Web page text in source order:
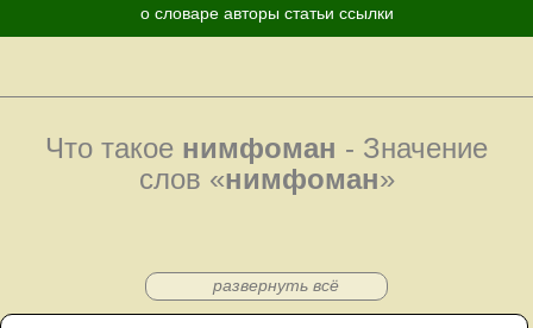
о словаре авторы статьи ссылки
Что такое нимфоман - Значение
слов «нимфоман»
развернуть всё